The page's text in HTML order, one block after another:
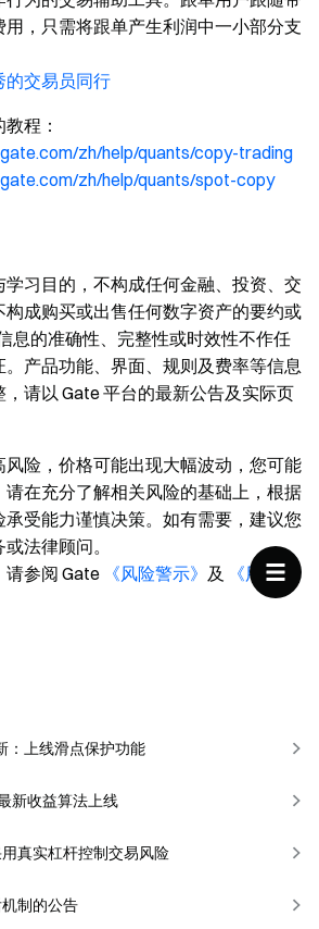
，只需将跟单产生利润中一小部分支
的交易员同行
程：
zh/help/quants/copy-trading
zh/help/quants/spot-copy
习目的，不构成任何金融、投资、交
成购买或出售任何数字资产的要约或
息的准确性、完整性或时效性不作任
产品功能、界面、规则及费率等信息
请以 Gate 平台的最新公告及实际页
险，价格可能出现大幅波动，您可能
在充分了解相关风险的基础上，根据
承受能力谨慎决策。如有需要，建议您
法律顾问。
请参阅 Gate 《风险警示》 及
《用户协
：上线滑点保护功能
新收益算法上线
真实杠杆控制交易风险
制的公告